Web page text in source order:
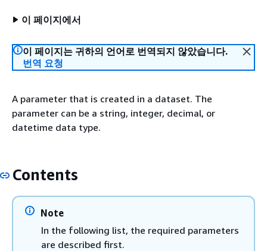
이 페이지에서
이 페이지는 귀하의 언어로 번역되지 않았습니다.
번역 요청
A parameter that is created in a dataset. The
parameter can be a string, integer, decimal, or
datetime data type.
Contents
Note
In the following list, the required parameters
are described first.